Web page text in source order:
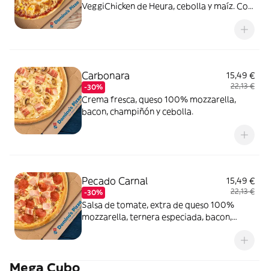
VeggiChicken de Heura, cebolla y maíz. Con
Carbonara
-30%
15,49 €
22,13 €
Crema fresca, queso 100% mozzarella,
bacon, champiñón y cebolla.
Pecado Carnal
-30%
15,49 €
22,13 €
Salsa de tomate, extra de queso 100%
mozzarella, ternera especiada, bacon,
Mega Cubo